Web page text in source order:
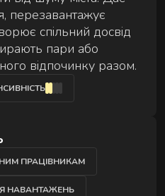
перезавантажує
спільний досвід
пари або
відпочинку разом.
ПРАЦІВНИКАМ
НАВАНТАЖЕНЬ
й у комфорті